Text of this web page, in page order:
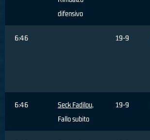
difensivo
6:46 19-9
6:46 Seck Fadilou,
Fallo subito
19-9